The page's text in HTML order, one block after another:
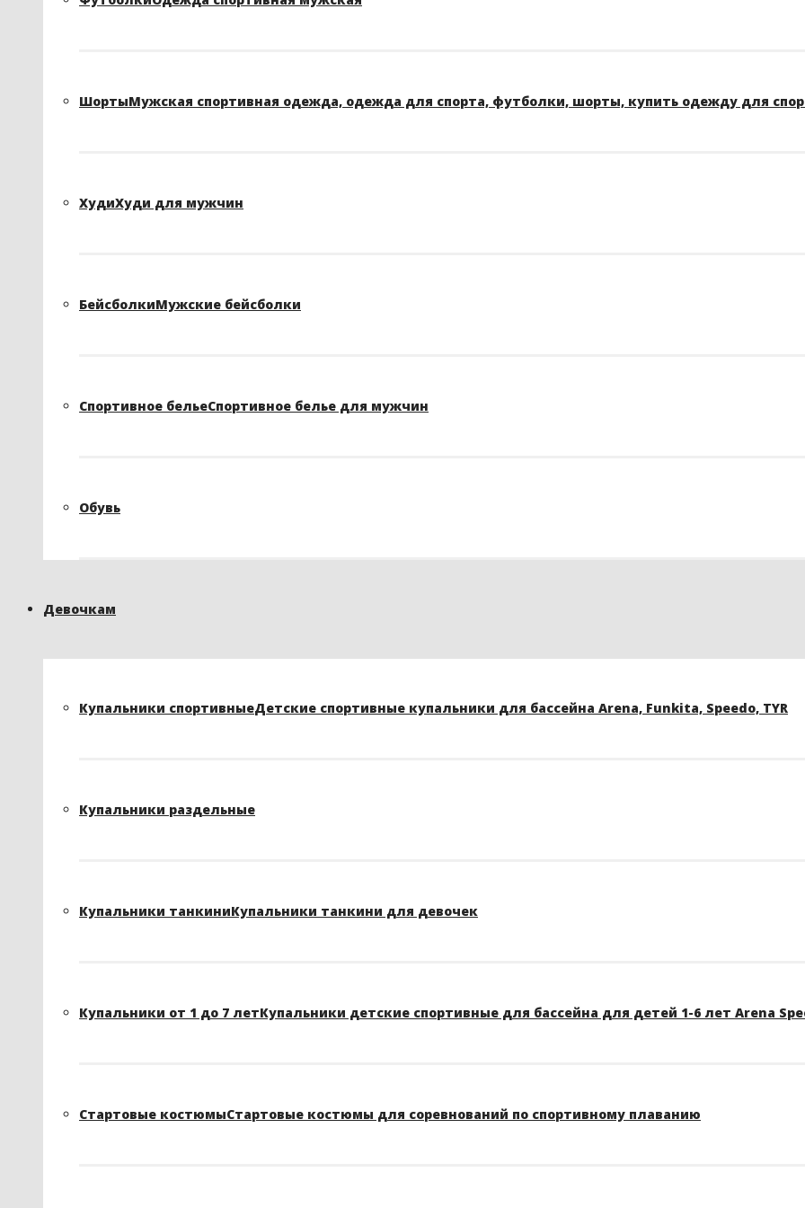
ШортыМужская спортивная одежда, одежда для спорта, футболки, шорты, купить одежду для
ХудиХуди для мужчин
БейсболкиМужские бейсболки
Спортивное бельеСпортивное белье для мужчин
Обувь
Девочкам
Купальники спортивныеДетские спортивные купальники для бассейна Arena, Funkita, Speedo, TYR
Купальники раздельные
Купальники танкиниКупальники танкини для девочек
Купальники от 1 до 7 летКупальники детские спортивные для бассейна для детей 1-6 лет Arena
Стартовые костюмыСтартовые костюмы для соревнований по спортивному плаванию